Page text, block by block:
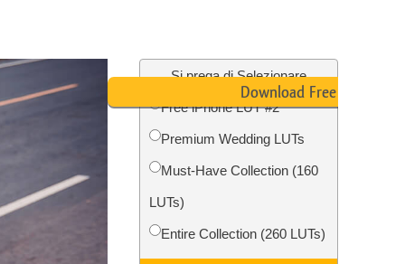
Servizi Foto Restauro
Si prega di Selezionare
Free iPhone LUT #2
Premium Wedding LUTs
Must-Have Collection (160
LUTs)
Entire Collection (260 LUTs)
Download Free LUT